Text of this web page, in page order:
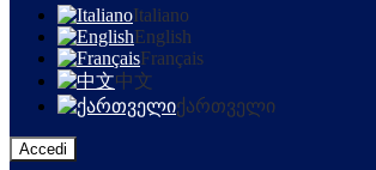
Italiano
English
Français
中文
ქართველი
Accedi